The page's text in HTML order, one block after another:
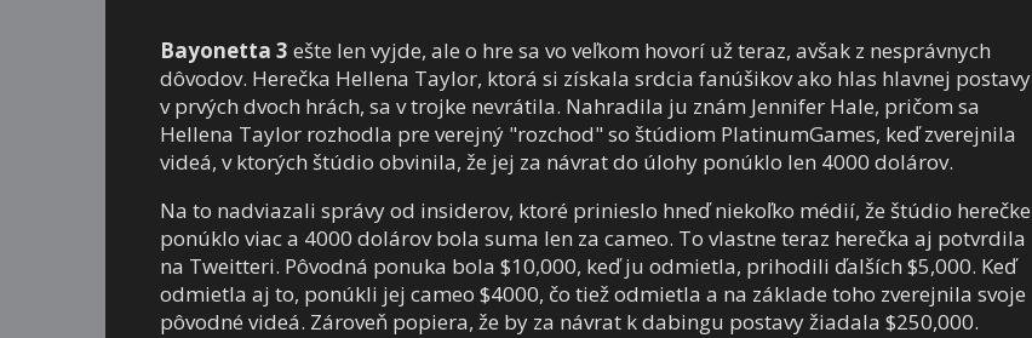
Bayonetta 3 ešte len vyjde, ale o hre sa vo veľkom hovorí už teraz, avšak z nesprávnych
dôvodov. Herečka Hellena Taylor, ktorá si získala srdcia fanúšikov ako hlas hlavnej postavy
v prvých dvoch hrách, sa v trojke nevrátila. Nahradila ju znám Jennifer Hale, pričom sa
Hellena Taylor rozhodla pre verejný "rozchod" so štúdiom PlatinumGames, keď zverejnila
videá, v ktorých štúdio obvinila, že jej za návrat do úlohy ponúklo len 4000 dolárov.
Na to nadviazali správy od insiderov, ktoré prinieslo hneď niekoľko médií, že štúdio herečke
ponúklo viac a 4000 dolárov bola suma len za cameo. To vlastne teraz herečka aj potvrdila
na Tweitteri. Pôvodná ponuka bola $10,000, keď ju odmietla, prihodili ďalších $5,000. Keď
odmietla aj to, ponúkli jej cameo $4000, čo tiež odmietla a na základe toho zverejnila svoje
pôvodné videá. Zároveň popiera, že by za návrat k dabingu postavy žiadala $250,000.